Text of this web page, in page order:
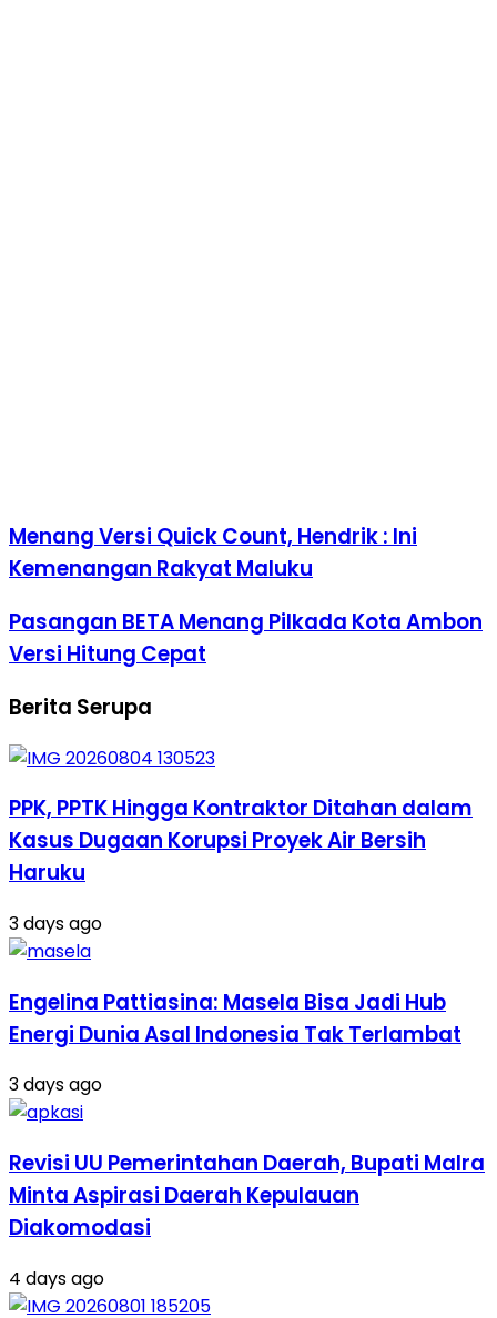
Menang Versi Quick Count, Hendrik : Ini
Kemenangan Rakyat Maluku
Pasangan BETA Menang Pilkada Kota Ambon
Versi Hitung Cepat
Berita Serupa
PPK, PPTK Hingga Kontraktor Ditahan dalam
Kasus Dugaan Korupsi Proyek Air Bersih
Haruku
3 days ago
Engelina Pattiasina: Masela Bisa Jadi Hub
Energi Dunia Asal Indonesia Tak Terlambat
3 days ago
Revisi UU Pemerintahan Daerah, Bupati Malra
Minta Aspirasi Daerah Kepulauan
Diakomodasi
4 days ago